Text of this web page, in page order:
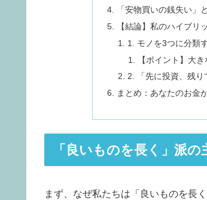
「安物買いの銭失い」
【結論】私のハイブリ
1. モノを3つに分類
【ポイント】大
2. 「先に投資、残り
まとめ：あなたのお金
「良いものを長く」派
まず、なぜ私たちは「良いものを長